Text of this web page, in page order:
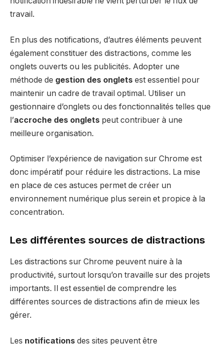
travail.
En plus des notifications, d’autres éléments peuvent
également constituer des distractions, comme les
onglets ouverts ou les publicités. Adopter une
méthode de gestion des onglets est essentiel pour
maintenir un cadre de travail optimal. Utiliser un
gestionnaire d’onglets ou des fonctionnalités telles que
l’accroche des onglets peut contribuer à une
meilleure organisation.
Optimiser l’expérience de navigation sur Chrome est
donc impératif pour réduire les distractions. La mise
en place de ces astuces permet de créer un
environnement numérique plus serein et propice à la
concentration.
Les différentes sources de distractions
Les distractions sur Chrome peuvent nuire à la
productivité, surtout lorsqu’on travaille sur des projets
importants. Il est essentiel de comprendre les
différentes sources de distractions afin de mieux les
gérer.
Les notifications des sites peuvent être